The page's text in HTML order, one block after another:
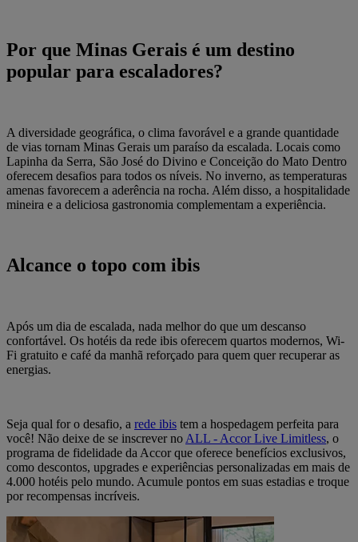
Por que Minas Gerais é um destino
popular para escaladores?
A diversidade geográfica, o clima favorável e a grande quantidade
de vias tornam Minas Gerais um paraíso da escalada. Locais como
Lapinha da Serra, São José do Divino e Conceição do Mato Dentro
oferecem desafios para todos os níveis. No inverno, as temperaturas
amenas favorecem a aderência na rocha. Além disso, a hospitalidade
mineira e a deliciosa gastronomia complementam a experiência.
Alcance o topo com ibis
Após um dia de escalada, nada melhor do que um descanso
confortável. Os hotéis da rede ibis oferecem quartos modernos, Wi-
Fi gratuito e café da manhã reforçado para quem quer recuperar as
energias.
Seja qual for o desafio, a rede ibis tem a hospedagem perfeita para
você! Não deixe de se inscrever no ALL - Accor Live Limitless, o
programa de fidelidade da Accor que oferece benefícios exclusivos,
como descontos, upgrades e experiências personalizadas em mais de
4.000 hotéis pelo mundo. Acumule pontos em suas estadias e troque
por recompensas incríveis.